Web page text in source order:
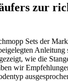
zur
Sets der
Anleitung
wie die
wir